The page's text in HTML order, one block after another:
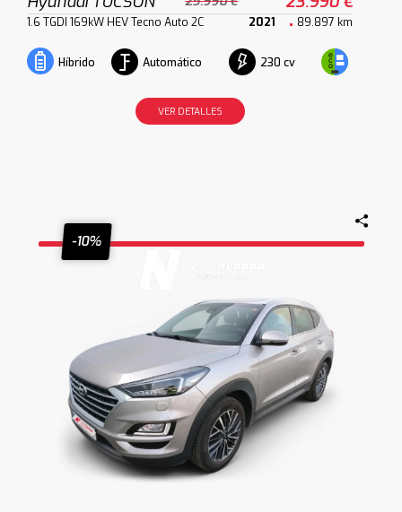
1.6 TGDI 169kW HEV Tecno Auto 2C 2021 89.897 km
Híbrido Automático 230 cv
VER DETALLES
-10%